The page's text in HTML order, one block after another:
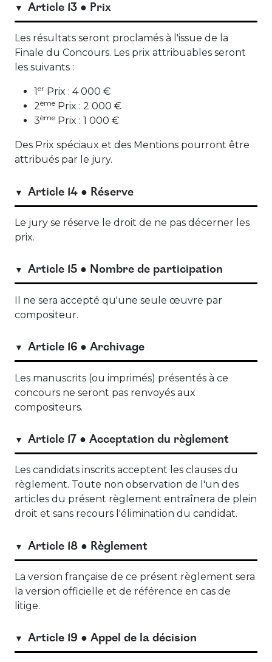
Article 13 ● Prix
Les résultats seront proclamés à l'issue de la
Finale du Concours. Les prix attribuables seront
les suivants :
1 er Prix : 4 000 €
2ème Prix : 2 000 €
3ème Prix : 1 000 €
Des Prix spéciaux et des Mentions pourront être
attribués par le jury.
Article 14 ● Réserve
Le jury se réserve le droit de ne pas décerner les
prix.
Article 15 ● Nombre de participation
Il ne sera accepté qu'une seule œuvre par
compositeur.
Article 16 ● Archivage
Les manuscrits (ou imprimés) présentés à ce
concours ne seront pas renvoyés aux
compositeurs.
Article 17 ● Acceptation du règlement
Les candidats inscrits acceptent les clauses du
règlement. Toute non observation de l'un des
articles du présent règlement entraînera de plein
droit et sans recours l'élimination du candidat.
Article 18 ● Règlement
La version française de ce présent règlement sera
la version officielle et de référence en cas de
litige.
Article 19 ● Appel de la décision